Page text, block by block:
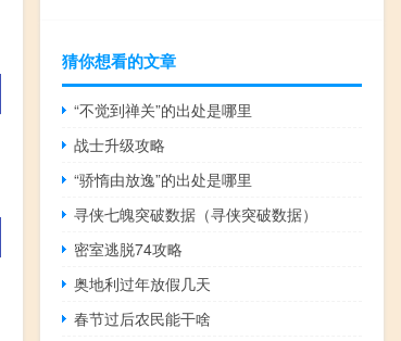
猜你想看的文章
“不觉到禅关”的出处是哪里
战士升级攻略
“骄惰由放逸”的出处是哪里
寻侠七魄突破数据（寻侠突破数据）
密室逃脱74攻略
奥地利过年放假几天
春节过后农民能干啥